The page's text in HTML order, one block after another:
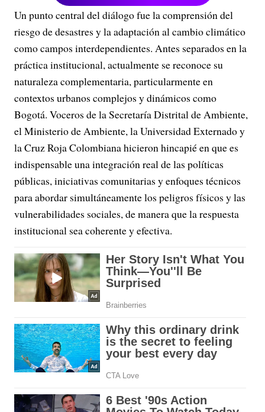
Un punto central del diálogo fue la comprensión del
riesgo de desastres y la adaptación al cambio climático
como campos interdependientes. Antes separados en la
práctica institucional, actualmente se reconoce su
naturaleza complementaria, particularmente en
contextos urbanos complejos y dinámicos como
Bogotá. Voceros de la Secretaría Distrital de Ambiente,
el Ministerio de Ambiente, la Universidad Externado y
la Cruz Roja Colombiana hicieron hincapié en que es
indispensable una integración real de las políticas
públicas, iniciativas comunitarias y enfoques técnicos
para abordar simultáneamente los peligros físicos y las
vulnerabilidades sociales, de manera que la respuesta
institucional sea coherente y efectiva.